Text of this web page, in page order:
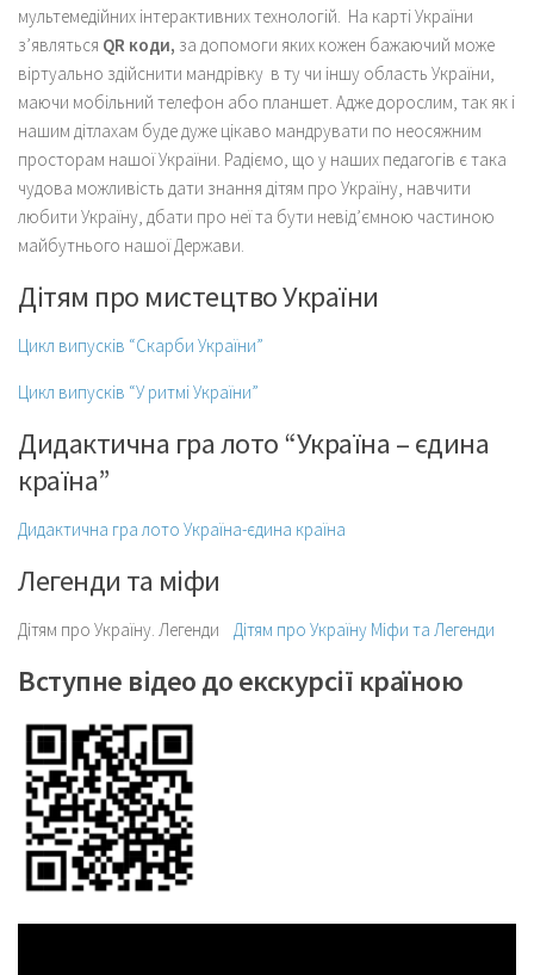
мультемедійних інтерактивних технологій. На карті України
з’являться QR коди, за допомоги яких кожен бажаючий може
віртуально здійснити мандрівку в ту чи іншу область України,
маючи мобільний телефон або планшет. Адже дорослим, так як і
нашим дітлахам буде дуже цікаво мандрувати по неосяжним
просторам нашої України. Радіємо, що у наших педагогів є така
чудова можливість дати знання дітям про Україну, навчити
любити Україну, дбати про неї та бути невід’ємною частиною
майбутнього нашої Держави.
Дітям про мистецтво України
Цикл випусків “Скарби України”
Цикл випусків “У ритмі України”
Дидактична гра лото “Україна – єдина
країна”
Дидактична гра лото Україна-єдина країна
Легенди та міфи
Дітям про Україну. Легенди Дітям про Україну Міфи та Легенди
Вступне відео до екскурсії країною